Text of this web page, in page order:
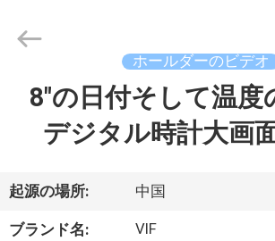
品
2014
Videoinfolder
Technology
ホールダーのビデオ
8"の日付そして温度
デジタル時計大画
起源の場所: 中国
ブランド名: VIF